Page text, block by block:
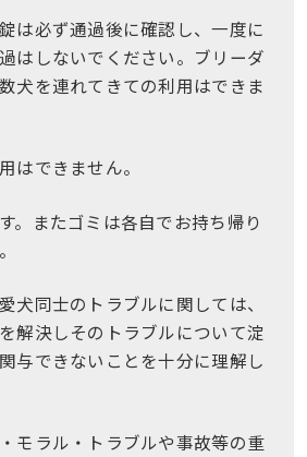
は必ず通過後に確認し、一度に
はしないでください。ブリーダ
犬を連れてきての利用はできま
はできません。
。またゴミは各自でお持ち帰り
同士のトラブルに関しては、
解決しそのトラブルについて淀
与できないことを十分に理解し
モラル・トラブルや事故等の重